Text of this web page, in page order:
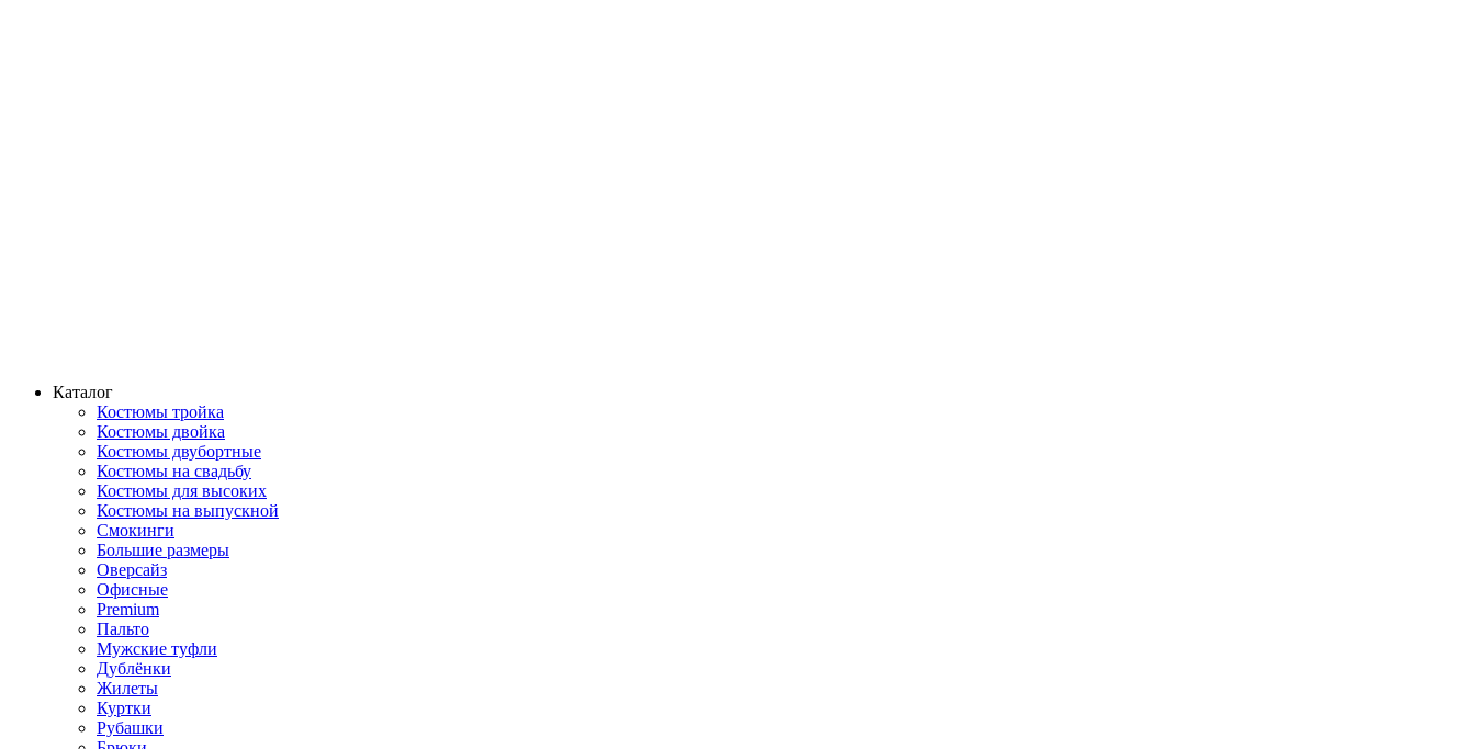
Каталог
Костюмы тройка
Костюмы двойка
Костюмы двубортные
Костюмы на свадьбу
Костюмы для высоких
Костюмы на выпускной
Смокинги
Большие размеры
Оверсайз
Офисные
Premium
Пальто
Мужские туфли
Дублёнки
Жилеты
Куртки
Рубашки